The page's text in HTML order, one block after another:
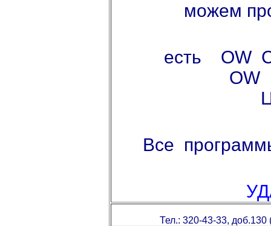
можем
есть OW
OW
Все
Тел.: 320-43-33,